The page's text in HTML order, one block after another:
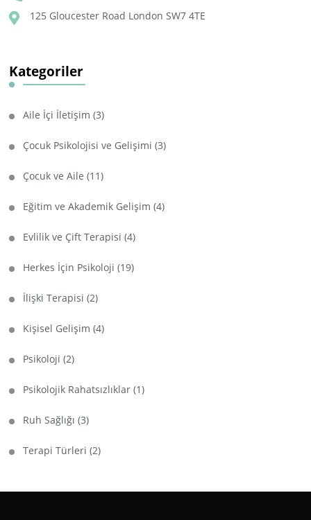
125 Gloucester Road London SW7 4TE
Kategoriler
Aile İçi İletişim (3)
Çocuk Psikolojisi ve Gelişimi (3)
Çocuk ve Aile (11)
Eğitim ve Akademik Gelişim (4)
Evlilik ve Çift Terapisi (4)
Herkes İçin Psikoloji (19)
İlişki Terapisi (2)
Kişisel Gelişim (4)
Psikoloji (2)
Psikolojik Rahatsızlıklar (1)
Ruh Sağlığı (3)
Terapi Türleri (2)